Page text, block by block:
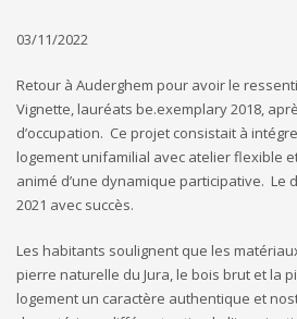
03/11/2022
Retour à Auderghem pour avoir le
Vignette, lauréats be.exemplary 2018,
d’occupation. Ce projet consistait à
logement unifamilial avec atelier flexible
animé d’une dynamique participative. Le
2021 avec succès.
Les habitants soulignent que les
pierre naturelle du Jura, le bois brut et la
logement un caractère authentique et